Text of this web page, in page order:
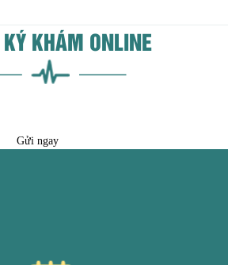
KHÁM ONLINE
Gửi ngay